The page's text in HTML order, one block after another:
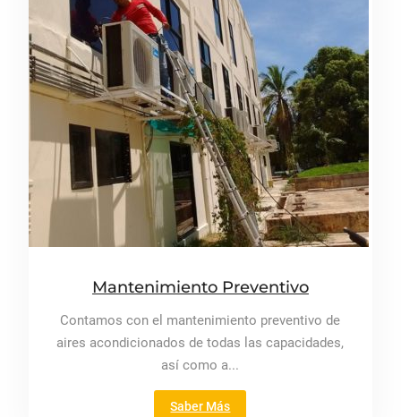
Mantenimiento Preventivo
Contamos con el mantenimiento preventivo de
aires acondicionados de todas las capacidades,
así como a...
Saber Más"Mantenimiento